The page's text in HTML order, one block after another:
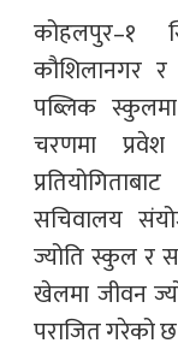
कोहलपुर–१
कौशिलानगर
पब्लिक
चरणमा
सचिवालय
ज्योति स्कुल र
खेलमा जीवन
पराजित गरेको छ